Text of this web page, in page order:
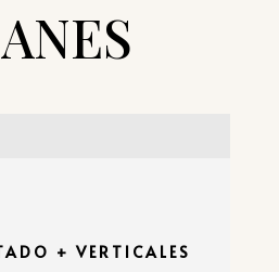
+ VERTICALES